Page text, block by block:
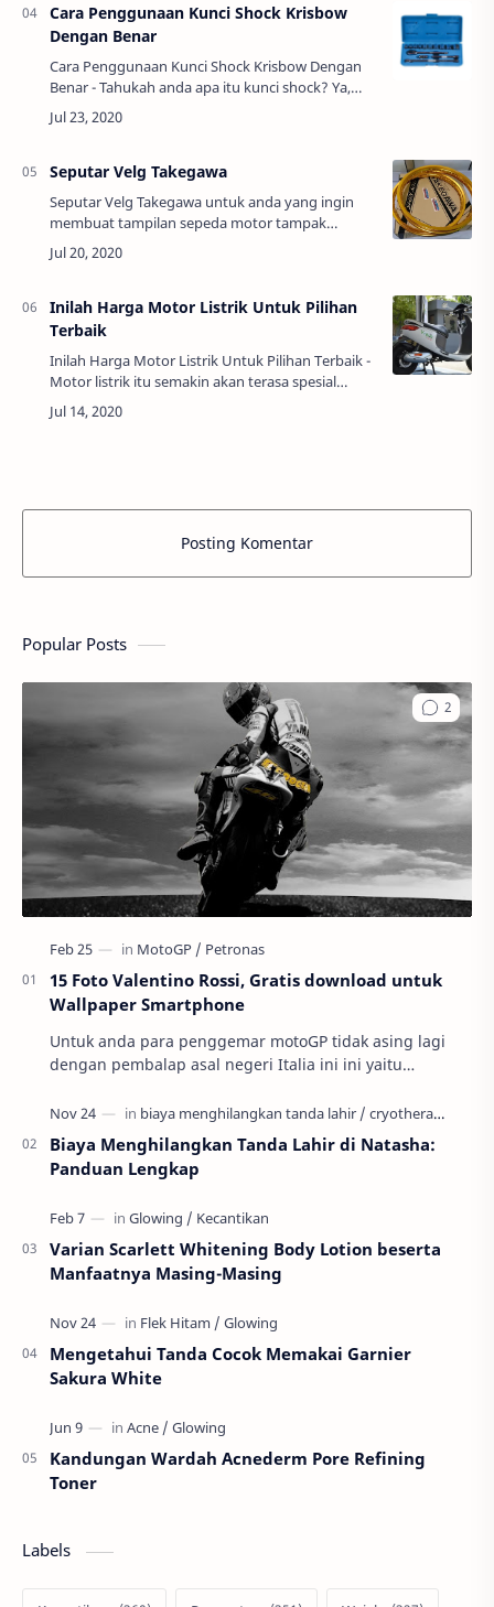
Cara Penggunaan Kunci Shock Krisbow
Dengan Benar
Cara Penggunaan Kunci Shock Krisbow Dengan
Benar - Tahukah anda apa itu kunci shock? Ya,
bagi anda yang gemar otak atik dan bongkar
kendaraan atau anda yang bekerja di bengkel t…
Seputar Velg Takegawa
Seputar Velg Takegawa untuk anda yang ingin
membuat tampilan sepeda motor tampak
berbeda dari yang lainnya. Velg merupakan
bagian yang sering dimodifikasi agar tampak
Inilah Harga Motor Listrik Untuk Pilihan
Terbaik
Inilah Harga Motor Listrik Untuk Pilihan Terbaik -
Motor listrik itu semakin akan terasa spesial
ketika usai Pemerintah dari Provinsi DKI Jakarta
telah memberikan sebuah i…
Posting Komentar
Popular Posts
15 Foto Valentino Rossi, Gratis download untuk
Wallpaper Smartphone
Untuk anda para penggemar motoGP tidak asing lagi
dengan pembalap asal negeri Italia ini ini yaitu
Biaya Menghilangkan Tanda Lahir di Natasha:
Panduan Lengkap
Varian Scarlett Whitening Body Lotion beserta
Manfaatnya Masing-Masing
Mengetahui Tanda Cocok Memakai Garnier
Sakura White
Kandungan Wardah Acnederm Pore Refining
Toner
Labels